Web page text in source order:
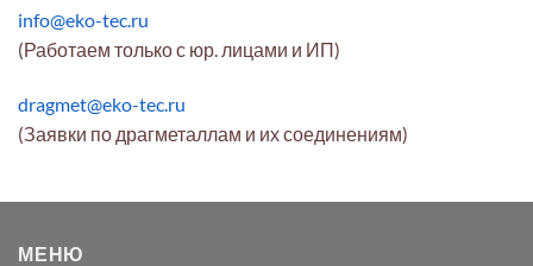
info@eko-tec.ru
(Работаем только с юр. лицами и ИП)
dragmet@eko-tec.ru
(Заявки по драгметаллам и их соединениям)
МЕНЮ